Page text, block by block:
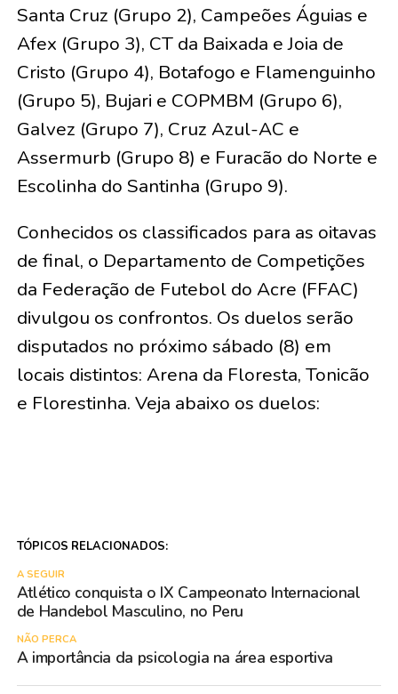
Santa Cruz (Grupo 2), Campeões Águias e
Afex (Grupo 3), CT da Baixada e Joia de
Cristo (Grupo 4), Botafogo e Flamenguinho
(Grupo 5), Bujari e COPMBM (Grupo 6),
Galvez (Grupo 7), Cruz Azul-AC e
Assermurb (Grupo 8) e Furacão do Norte e
Escolinha do Santinha (Grupo 9).
Conhecidos os classificados para as oitavas
de final, o Departamento de Competições
da Federação de Futebol do Acre (FFAC)
divulgou os confrontos. Os duelos serão
disputados no próximo sábado (8) em
locais distintos: Arena da Floresta, Tonicão
e Florestinha. Veja abaixo os duelos:
TÓPICOS RELACIONADOS:
A SEGUIR
Atlético conquista o IX Campeonato Internacional
de Handebol Masculino, no Peru
NÃO PERCA
A importância da psicologia na área esportiva